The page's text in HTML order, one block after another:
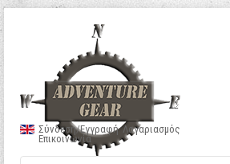
Σύνδεση/Εγγραφή Λογαριασμός
Επικοινωνία
ΣΥΝΔΕΣΗ